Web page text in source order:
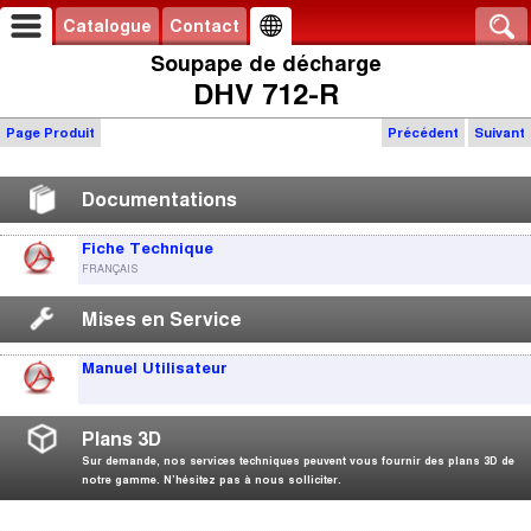
Catalogue Contact
Soupape de décharge
DHV 712-R
Précédent Suivant
Page Produit
Documentations
Fiche Technique
FRANÇAIS
Mises en Service
Manuel Utilisateur
Plans 3D
Sur demande, nos services techniques peuvent vous fournir des plans 3D de
notre gamme. N’hésitez pas à nous solliciter.